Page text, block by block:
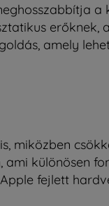
a
erőknek,
amely
miközben
különösen
fejlett